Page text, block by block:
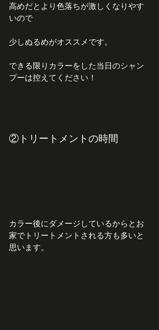
高めだとより色落ちが激しくなりやす
いので
少しぬるめがオススメです。
できる限りカラーをした当日のシャン
プーは控えてください！
②トリートメントの時間
カラー後にダメージしているからとお
家でトリートメントされる方も多いと
思います。